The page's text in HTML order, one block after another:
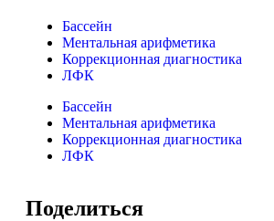
Бассейн
Ментальная арифметика
Коррекционная диагностика
ЛФК
Бассейн
Ментальная арифметика
Коррекционная диагностика
ЛФК
Поделиться